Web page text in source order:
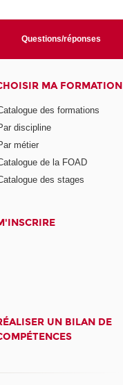
Questions/réponses
MA FORMATION
des formations
discipline
métier
de la FOAD
des stages
UN BILAN DE